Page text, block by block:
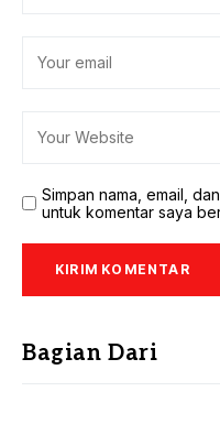
Simpan nama, email,
untuk komentar saya
Bagian Dari